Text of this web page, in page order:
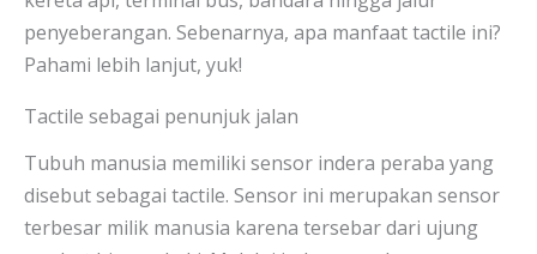
penyeberangan. Sebenarnya, apa manfaat tactile ini?
Pahami lebih lanjut, yuk!
Tactile sebagai penunjuk jalan
Tubuh manusia memiliki sensor indera peraba yang
disebut sebagai tactile. Sensor ini merupakan sensor
terbesar milik manusia karena tersebar dari ujung